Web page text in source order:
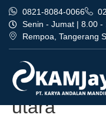
0821-8084-0066
Senin - Jumat | 8.00 -
Rempoa, Tangerang
Tag:
jakarta
utara